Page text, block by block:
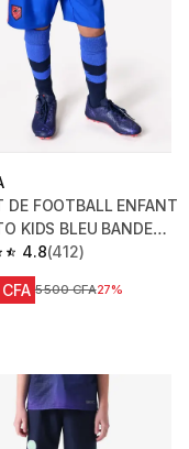
DE FOOTBALL ENFANT
KIDS BLEU BANDE
4.8
of 5 stars from 412
(412)
Prix avant réduction
5 500 CFA27%